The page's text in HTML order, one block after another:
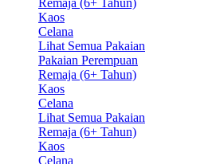
Kaos
Celana
Lihat Semua Pakaian
Pakaian Perempuan
Remaja (6+ Tahun)
Kaos
Celana
Lihat Semua Pakaian
Remaja (6+ Tahun)
Kaos
Celana